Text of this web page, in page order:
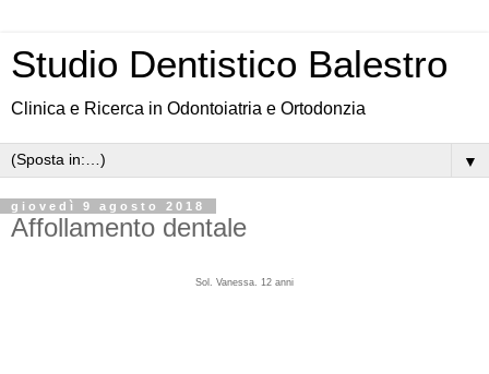
Studio Dentistico Balestro
Clinica e Ricerca in Odontoiatria e Ortodonzia
▼
giovedì 9 agosto 2018
Affollamento dentale
Sol. Vanessa. 12 anni